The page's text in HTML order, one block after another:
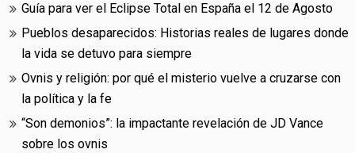
Guía para ver el Eclipse Total en España el 12 de Agosto
Pueblos desaparecidos: Historias reales de lugares donde
la vida se detuvo para siempre
Ovnis y religión: por qué el misterio vuelve a cruzarse con
la política y la fe
“Son demonios”: la impactante revelación de JD Vance
sobre los ovnis